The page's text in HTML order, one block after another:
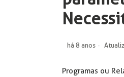
há 8 anos
Programas ou